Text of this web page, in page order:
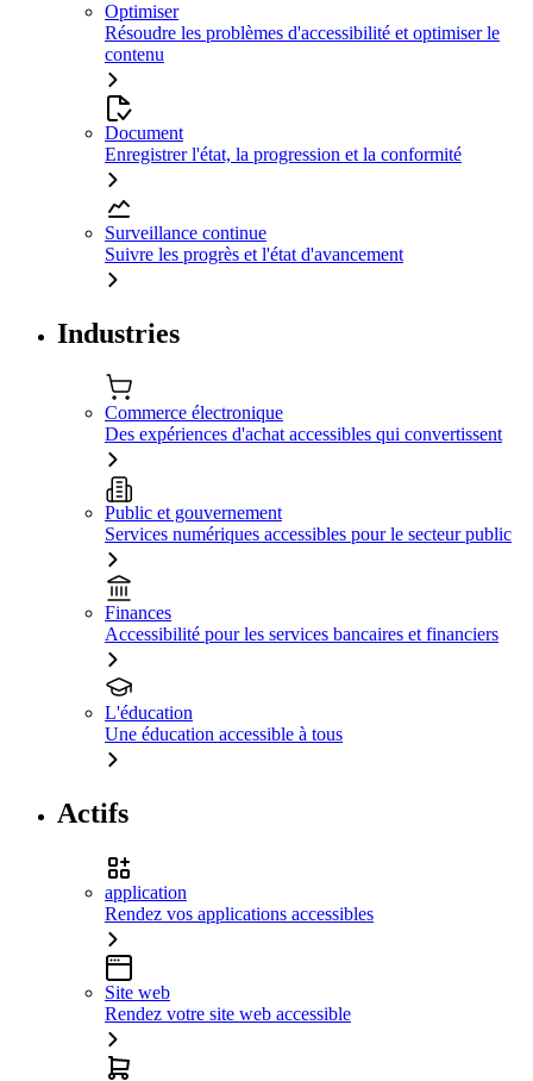
Optimiser
Résoudre les problèmes d'accessibilité et optimiser le
contenu
Document
Enregistrer l'état, la progression et la conformité
Surveillance continue
Suivre les progrès et l'état d'avancement
Industries
Commerce électronique
Des expériences d'achat accessibles qui convertissent
Public et gouvernement
Services numériques accessibles pour le secteur public
Finances
Accessibilité pour les services bancaires et financiers
L'éducation
Une éducation accessible à tous
Actifs
application
Rendez vos applications accessibles
Site web
Rendez votre site web accessible